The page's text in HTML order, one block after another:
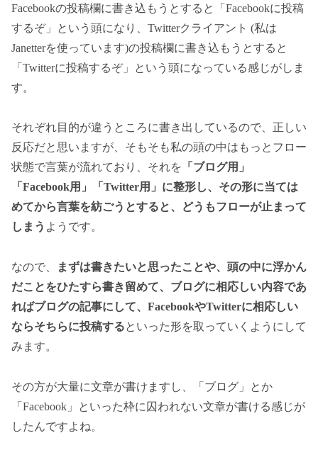
Facebookの投稿欄に書き込もうとすると「Facebookに投稿
するぞ」という頭になり、Twitterクライアント (私は
Janetterを使っています)の投稿欄に書き込もうとすると
「Twitterに投稿するぞ」という頭になっている感じがしま
す。
それぞれ目的が違うところに書き出しているので、正しい
反応だと思いますが、そもそも私の頭の中はもっとフロー
状態で言葉が流れており、それを 「ブログ用」
「Facebook用」「Twitter用」に整形し、その形に当ては
めてから言葉を紡ごうとすると、どうもフローが止まって
しまう ようです。
なので、
まずは書きたいと思ったことや、頭の中に浮かん
だことをひたすら書き留めて、ブログに相応しい内容であ
ればブログの記事にして、FacebookやTwitterに相応しい
ならそちらに投稿するといった形を取っていくようにして
みます。
その方が大量に文章が書けますし、「ブログ」とか
「Facebook」といった枠に囚われない文章が書ける感じが
したんですよね。